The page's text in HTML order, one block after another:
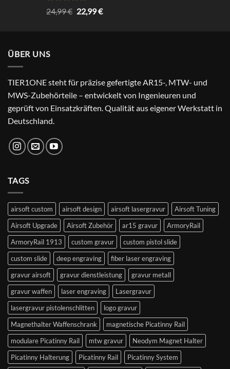
Bewertet
mit
24,99€ Ursprünglicher
22,99€Aktueller
ÜBER UNS
TIER1ONE steht für präzise gefertigte AR15-, MTW- und
MWS-Zubehörteile – entwickelt von Ingenieuren und
geprüft von Einsatzkräften. Qualität aus eigener Werkstatt in
Deutschland.
TAGS
airsoft custom airsoft design airsoft lasergravur
Airsoft Tuning
Airsoft Upgrade
Airsoft Zubehör ar15 gravur
ArmoryRail
ArmoryRail 1913
custom gravur
custom pistol slide
custom slide
deep engraving
fiber laser engraving
gravur airsoft
gravur dienstleistung
gravur metall
gravur waffen
laser engraving
Lasergravur
lasergravur pistolenschlitten
logo gravur
Magnethalter Waffenschrank
magnetische Picatinny Rail
modulare Picatinny Rail
mtw gravur
Neodym Magnet Halter
Picatinny Halterung
Picatinny Rail
Picatinny System